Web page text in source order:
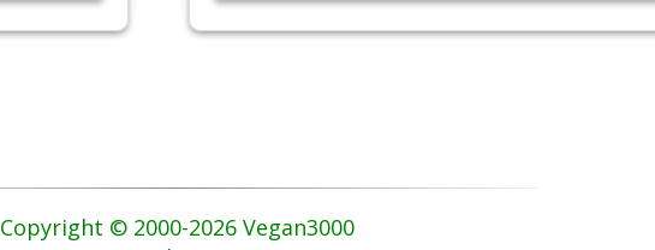
Copyright © 2000-2026 Vegan3000